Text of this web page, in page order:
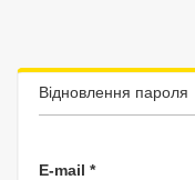
Відновлення пароля
E-mail *